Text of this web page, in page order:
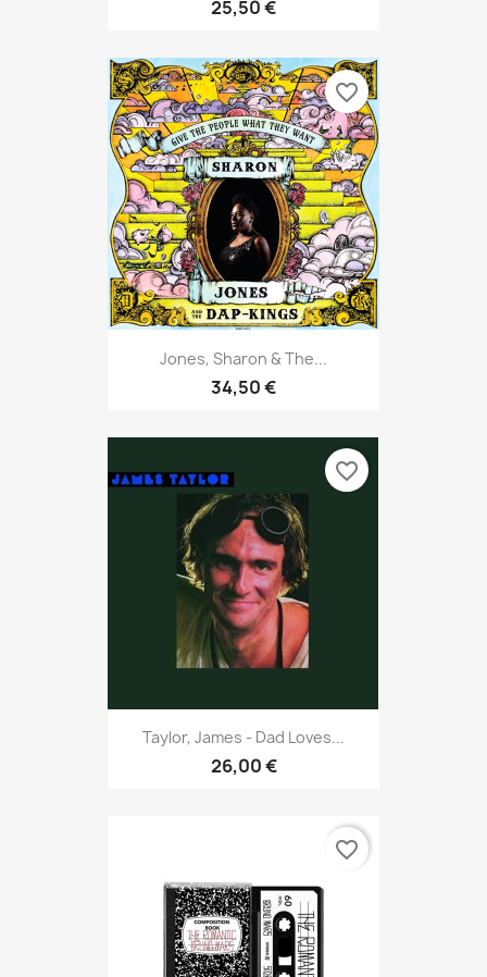
25,50 €
Jones, Sharon & The...
34,50 €
favorite_border
Taylor, James - Dad Loves...
26,00 €
favorite_border
favorite_border